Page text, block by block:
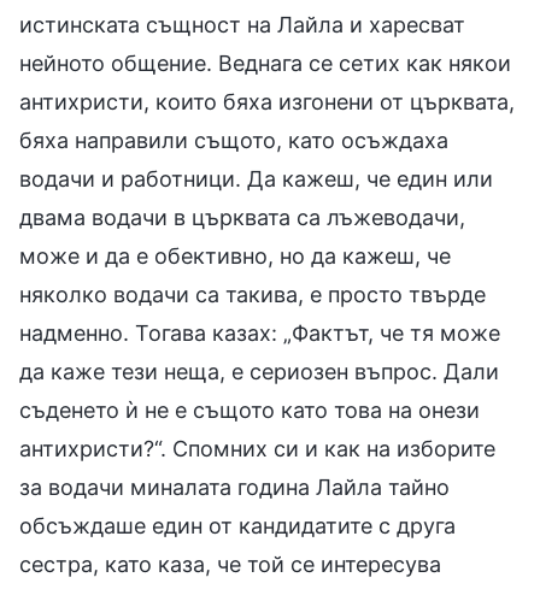
истинската същност на Лайла и харесват
нейното общение. Веднага се сетих как някои
антихристи, които бяха изгонени от църквата,
бяха направили същото, като осъждаха
водачи и работници. Да кажеш, че един или
двама водачи в църквата са лъжеводачи,
може и да е обективно, но да кажеш, че
няколко водачи са такива, е просто твърде
надменно. Тогава казах: „Фактът, че тя може
да каже тези неща, е сериозен въпрос. Дали
съденето ѝ не е същото като това на онези
антихристи?“. Спомних си и как на изборите
за водачи миналата година Лайла тайно
обсъждаше един от кандидатите с друга
сестра, като каза, че той се интересува